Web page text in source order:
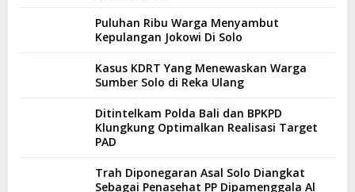
Puluhan Ribu Warga Menyambut
Kepulangan Jokowi Di Solo
Kasus KDRT Yang Menewaskan Warga
Sumber Solo di Reka Ulang
Ditintelkam Polda Bali dan BPKPD
Klungkung Optimalkan Realisasi Target
PAD
Trah Diponegaran Asal Solo Diangkat
Sebagai Penasehat PP Dipamenggala Al